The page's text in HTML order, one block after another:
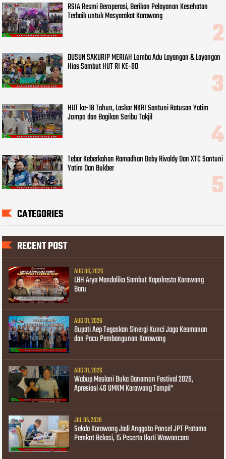
RSIA Resmi Beroperasi, Berikan Pelayanan Kesehatan
Terbaik untuk Masyarakat Karawang
DUSUN SAKURIP MERIAH Lomba Adu Layangan & Layangan
Hias Sambut HUT RI KE-80
HUT ke-18 Tahun, Laskar NKRI Santuni Ratusan Yatim
Jompo dan Bagikan Seribu Takjil
Tebar Keberkahan Ramadhan Deby Rivaldy Dan XTC Santuni
Yatim Dan Bukber
CATEGORIES
RECENT POST
AUG 06, 2026
LBH Arya Mandalika Sambut Kapolresta Karawang
Baru
AUG 01, 2026
Bupati Aep Tegaskan Sinergi Kunci Jaga Keamanan
dan Pacu Pembangunan Karawang
AUG 01, 2026
Wabup Maslani Buka Danamon Festival 2026,
Apresiasi 46 UMKM Karawang Tampil*
JUL 05, 2026
Sekda Karawang Jadi Anggota Pansel JPT Pratama
Pemkot Bekasi, 15 Peserta Ikuti Wawancara